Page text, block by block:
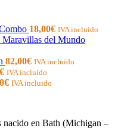
18,00€ IVA incluido
Maravillas del Mundo
82,00€ IVA incluido
€ IVA incluido
€ IVA incluido
nacido en Bath (Michigan –